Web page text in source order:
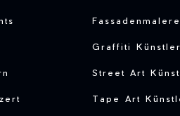
Graffiti Künstler
Street Art
Tape Art